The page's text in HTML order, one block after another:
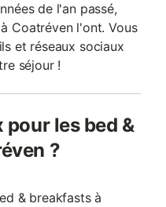
de l'an passé,
Coatréven l'ont. Vous
et réseaux sociaux
séjour !
pour les bed &
?
& breakfasts à